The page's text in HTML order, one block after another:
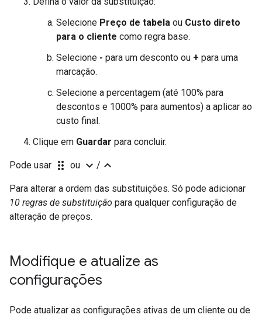
Selecione Preço de tabela ou Custo direto
para o cliente como regra base.
Selecione - para um desconto ou + para uma
marcação.
Selecione a percentagem (até 100% para
descontos e 1000% para aumentos) a aplicar ao
custo final.
Clique em Guardar para concluir.
Pode usar drag_indicator ou expand_more / expand_less
Para alterar a ordem das substituições. Só pode adicionar
10 regras de substituição para qualquer configuração de
alteração de preços.
Modifique e atualize as
configurações
Pode atualizar as configurações ativas de um cliente ou de